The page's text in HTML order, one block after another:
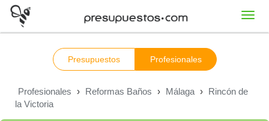
Presupuestos Profesionales
Profesionales › Reformas Baños › Málaga › Rincón de
la Victoria